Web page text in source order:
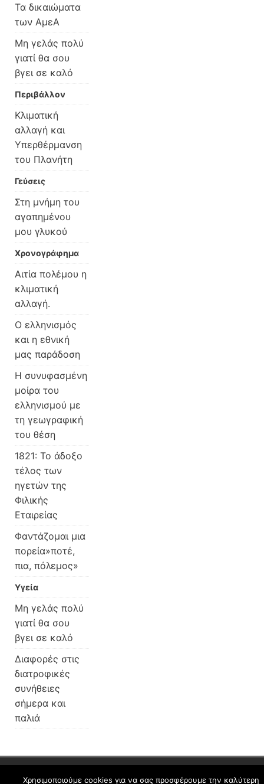
Τα δικαιώματα
των ΑμεΑ
Μη γελάς πολύ
γιατί θα σου
βγει σε καλό
Περιβάλλον
Κλιματική
αλλαγή και
Υπερθέρμανση
του Πλανήτη
Γεύσεις
Στη μνήμη του
αγαπημένου
μου γλυκού
Χρονογράφημα
Αιτία πολέμου η
κλιματική
αλλαγή.
Ο ελληνισμός
και η εθνική
μας παράδοση
Η συνυφασμένη
μοίρα του
ελληνισμού με
τη γεωγραφική
του θέση
1821: Το άδοξο
τέλος των
ηγετών της
Φιλικής
Εταιρείας
Φαντάζομαι μια
πορεία»ποτέ,
πια, πόλεμος»
Υγεία
Μη γελάς πολύ
γιατί θα σου
βγει σε καλό
Διαφορές στις
διατροφικές
συνήθειες
σήμερα και
παλιά
Χρησιμοποιούμε cookies για να σας προσφέρουμε την καλύτερη